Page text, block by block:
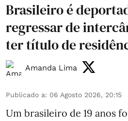
Brasileiro é
regressar de
ter título de
Amanda Lima
Publicado a: 06 Agosto 2026, 20:15
Um brasileiro de 19 anos